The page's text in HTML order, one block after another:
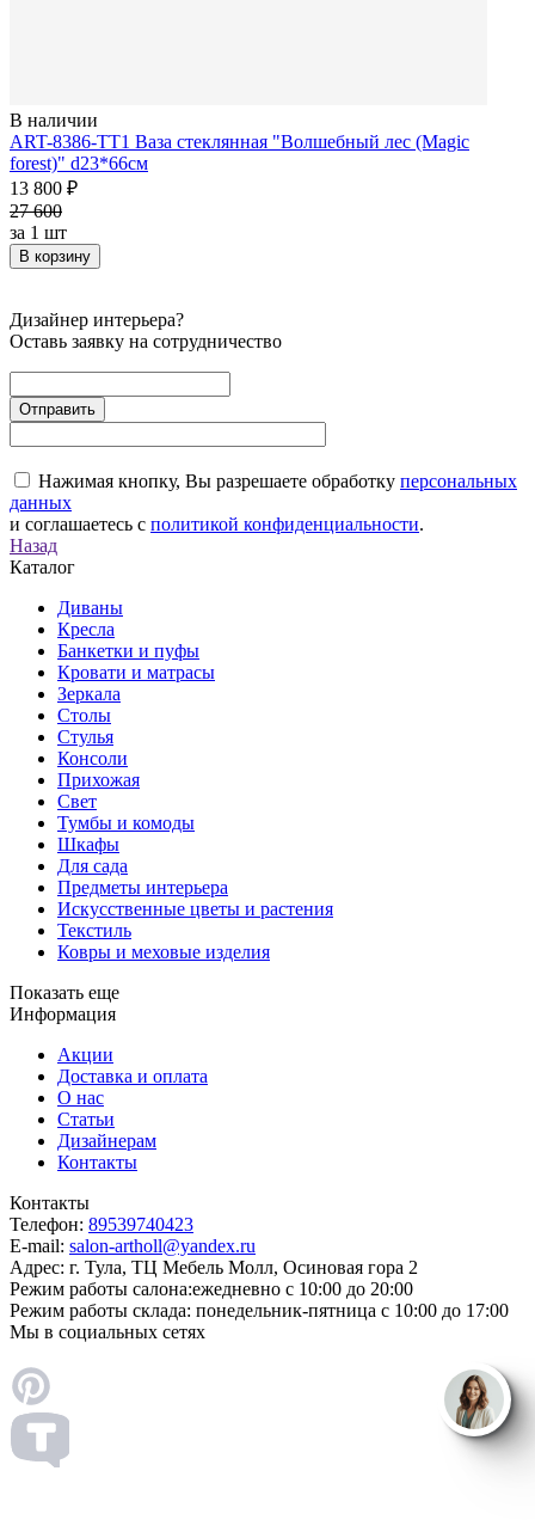
В наличии
ART-8386-TT1 Ваза стеклянная "Волшебный лес (Magic
forest)" d23*66см
13 800 ₽
27 600
за 1 шт
В корзину
Дизайнер интерьера?
Оставь заявку на сотрудничество
Нажимая кнопку, Вы разрешаете обработку персональных
данных
и соглашаетесь с политикой конфиденциальности.
Назад
Каталог
Диваны
Кресла
Банкетки и пуфы
Кровати и матрасы
Зеркала
Столы
Стулья
Консоли
Прихожая
Свет
Тумбы и комоды
Шкафы
Для сада
Предметы интерьера
Искусственные цветы и растения
Текстиль
Ковры и меховые изделия
Показать еще
Информация
Акции
Доставка и оплата
О нас
Статьи
Дизайнерам
Контакты
Контакты
Телефон: 89539740423
E-mail: salon-artholl@yandex.ru
Адрес: г. Тула, ТЦ Мебель Молл, Осиновая гора 2
Режим работы салона:ежедневно с 10:00 до 20:00
Режим работы склада: понедельник-пятница с 10:00 до 17:00
Мы в социальных сетях